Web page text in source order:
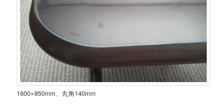
1600×850mm、丸角140mm